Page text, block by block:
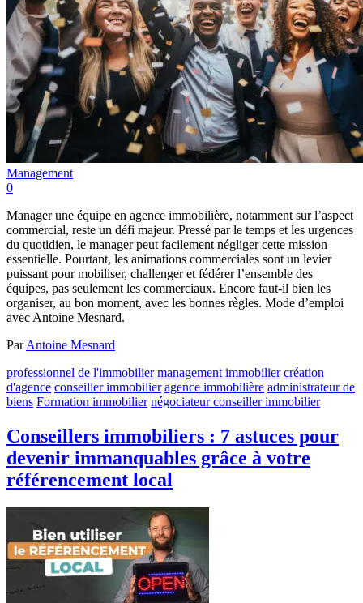
Management
0
Manager une équipe en agence immobilière, notamment sur l’aspect
commercial, reste un défi majeur. Pressé par le temps et les urgences
du quotidien, le manager peut facilement négliger cette mission
essentielle. Pourtant, les animations commerciales sont un levier
puissant pour mobiliser, challenger et fédérer l’ensemble des
équipes, pas seulement les commerciaux. Encore faut-il bien les
organiser, au bon moment, avec les bonnes règles. Mode d’emploi
avec Antoine Mesnard.
ParAntoine Mesnard
professionnel de l'immobilier management immobilier création
d'agence conseiller immobilier agence immobilière administrateur de
biens Formation immobilier négociateur conseiller immobilier
Conseillers immobiliers : 7 astuces pour
devenir immanquables grâce à votre
référencement local